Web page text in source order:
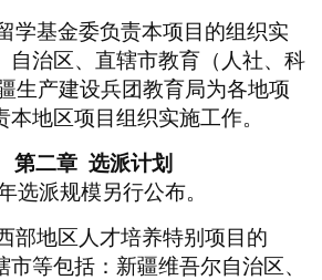
学基金委负责本项目的组织实
自治区、直辖市教育（人社、科
生产建设兵团教育局为各地项
本地区项目组织实施工作。
第二章 选派计划
选派规模另行公布。
部地区人才培养特别项目的
等包括：新疆维吾尔自治区、